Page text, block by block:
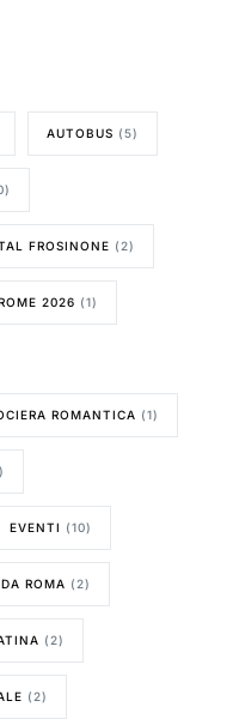
AUTOBUS (5)
FROSINONE (2)
2026 (1)
ROMANTICA (1)
EVENTI (10)
ROMA (2)
(2)
(2)